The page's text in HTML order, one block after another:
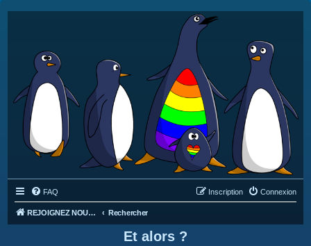
FAQ Connexion
Inscription
REJOIGNEZ NOUS SUR DISCORD : https://discord.gg/4C2Bvub Rechercher
Et alors ?